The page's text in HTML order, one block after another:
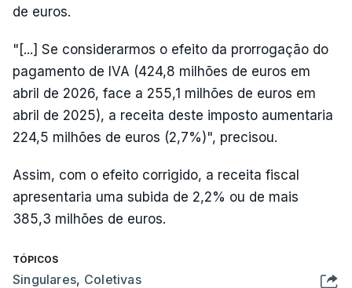
de euros.
"[...] Se considerarmos o efeito da prorrogação do
pagamento de IVA (424,8 milhões de euros em
abril de 2026, face a 255,1 milhões de euros em
abril de 2025), a receita deste imposto aumentaria
224,5 milhões de euros (2,7%)", precisou.
Assim, com o efeito corrigido, a receita fiscal
apresentaria uma subida de 2,2% ou de mais
385,3 milhões de euros.
TÓPICOS
Singulares, Coletivas